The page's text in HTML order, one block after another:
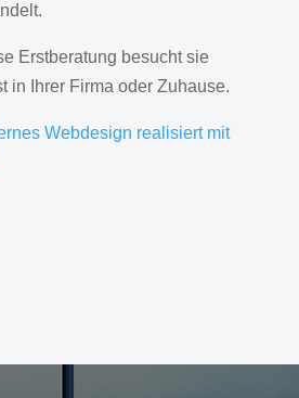
Erstberatung besucht sie
in Ihrer Firma oder Zuhause.
Webdesign realisiert mit